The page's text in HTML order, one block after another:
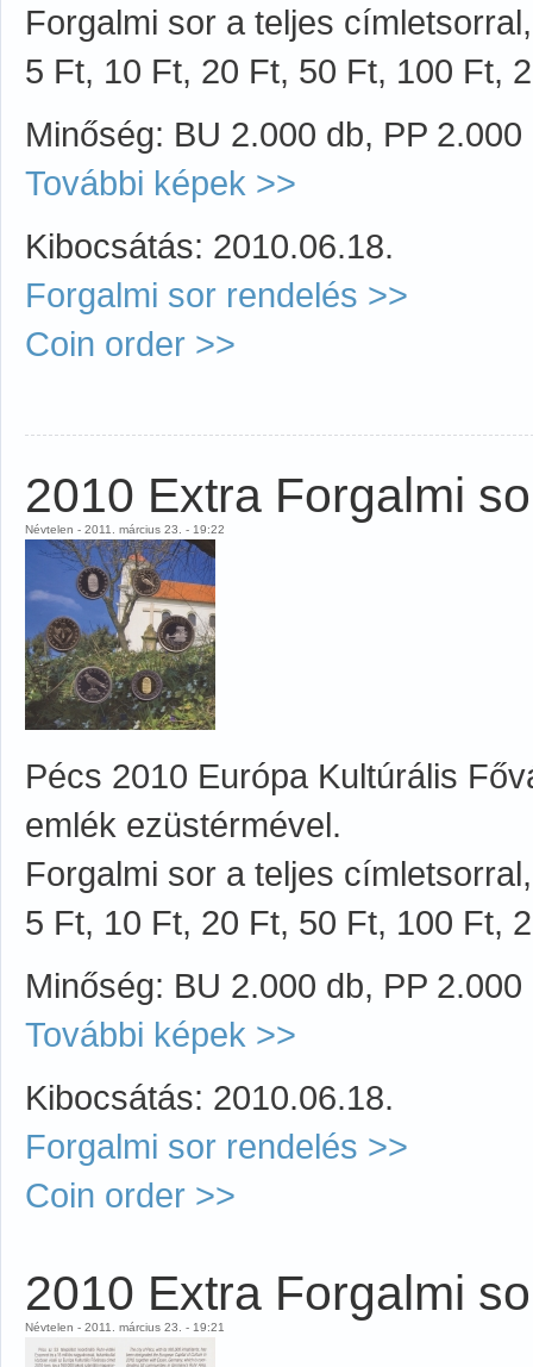
Forgalmi sor a teljes
5 Ft, 10 Ft, 20 Ft, 50 Ft, 100 Ft,
Minőség: BU 2.000 db, PP 2.000
További képek >>
Kibocsátás: 2010.06.18.
Forgalmi sor rendelés >>
Coin order >>
2010 Extra Forgalmi
Névtelen - 2011. március 23. - 19:22
Pécs 2010 Európa Kultúrális
emlék ezüstérmével.
Forgalmi sor a teljes
5 Ft, 10 Ft, 20 Ft, 50 Ft, 100 Ft,
Minőség: BU 2.000 db, PP 2.000
További képek >>
Kibocsátás: 2010.06.18.
Forgalmi sor rendelés >>
Coin order >>
2010 Extra Forgalmi
Névtelen - 2011. március 23. - 19:21